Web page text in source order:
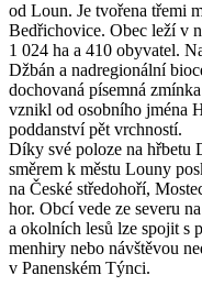
od Loun. Je tvořena třemi
Bedřichovice. Obec leží v
1 024 ha a 410 obyvatel.
Džbán a nadregionální
dochovaná písemná
vznikl od osobního jména
poddanství pět vrchností.
Díky své poloze na hřbetu
směrem k městu Louny
na České středohoří,
hor. Obcí vede ze severu
a okolních lesů lze spojit s
menhiry nebo návštěvou
v Panenském Týnci.